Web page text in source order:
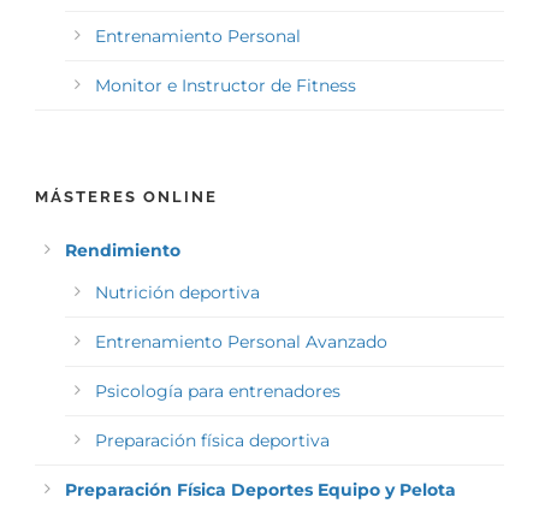
Entrenamiento Personal
Monitor e Instructor de Fitness
MÁSTERES ONLINE
Rendimiento
Nutrición deportiva
Entrenamiento Personal Avanzado
Psicología para entrenadores
Preparación física deportiva
Preparación Física Deportes Equipo y Pelota